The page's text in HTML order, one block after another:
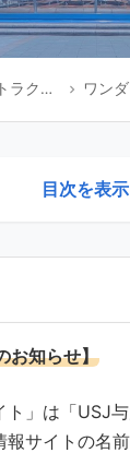
USJアトラクションTOP ワン
目次を表示
ン紹介
ティのカップ
お知らせ】
ト」は「USJ
サイトの名